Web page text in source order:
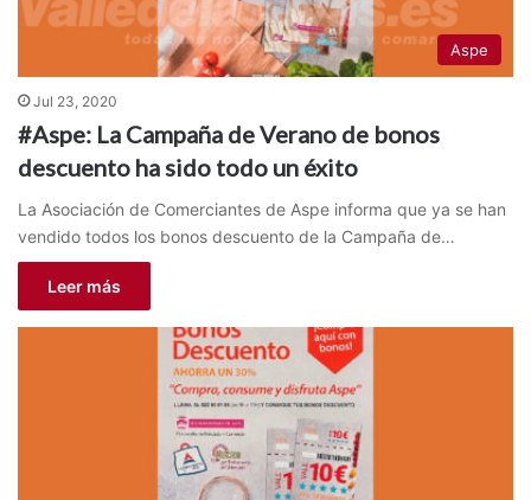
Aspe
Jul 23, 2020
#Aspe: La Campaña de Verano de bonos
descuento ha sido todo un éxito
La Asociación de Comerciantes de Aspe informa que ya se han
vendido todos los bonos descuento de la Campaña de…
Leer más